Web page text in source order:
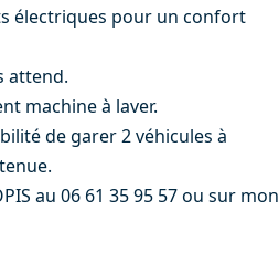
électriques pour un confort
attend.
machine à laver.
de garer 2 véhicules à
au 06 61 35 95 57 ou sur mon